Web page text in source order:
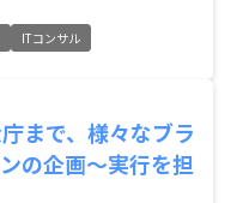
ITコンサル
まで、様々なブラ
の企画〜実行を担